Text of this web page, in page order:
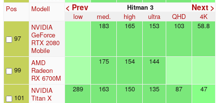
Pos Modell < Prev Next >
Hitman 3
low med. high ultra QHD 4K
97
NVIDIA
GeForce
RTX 2080
Mobile
183 165 153 103 58.8
99
AMD
Radeon
RX 6700M
175 154 144
101
NVIDIA
Titan X
289 163 150 135 87 47